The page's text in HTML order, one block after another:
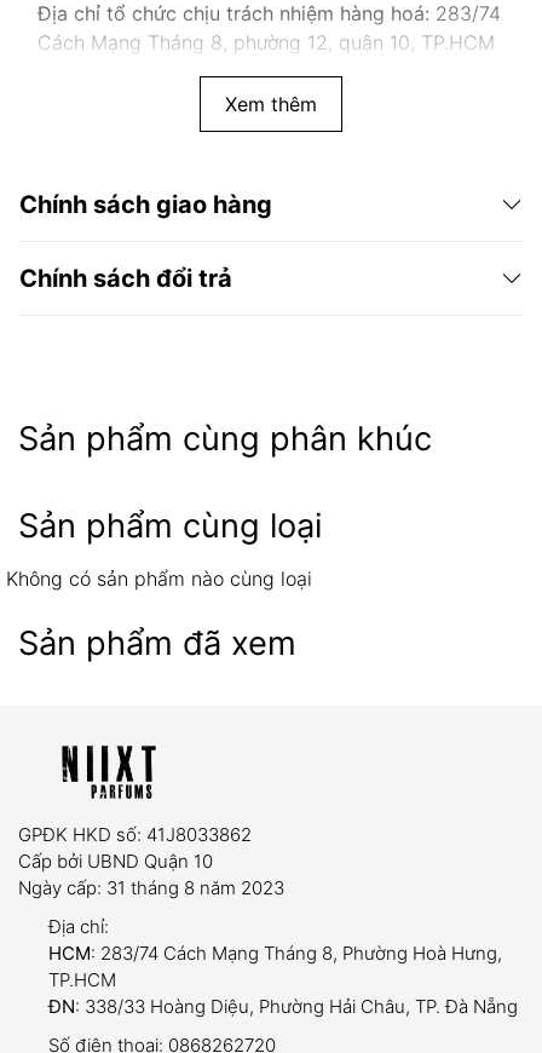
Địa chỉ tổ chức chịu trách nhiệm hàng hoá: 283/74
Cách Mạng Tháng 8, phường 12, quận 10, TP.HCM
Xem thêm
Chính sách giao hàng
Chính sách đổi trả
Niixt Parfums
chính hãng 100%
07 ngày
trong quá trình vận chuyển.
Giao sai mẫu mã, số lượng so với đơn đặt hàng.
Yêu cầu: Sản phẩm còn nguyên tem niêm phong,
chưa qua sử dụng và có hóa đơn mua hàng đi
kèm.
dung tích trải nghiệm (5ml và
Sản phẩm cùng phân khúc
Sản phẩm cùng loại
Không có sản phẩm nào cùng loại
Sản phẩm đã xem
GPĐK HKD số: 41J8033862
Cấp bởi UBND Quận 10
Ngày cấp: 31 tháng 8 năm 2023
Địa chỉ:
HCM: 283/74 Cách Mạng Tháng 8, Phường Hoà Hưng,
TP.HCM
ĐN: 338/33 Hoàng Diệu, Phường Hải Châu, TP. Đà Nẵng
Số điện thoại: 0868262720